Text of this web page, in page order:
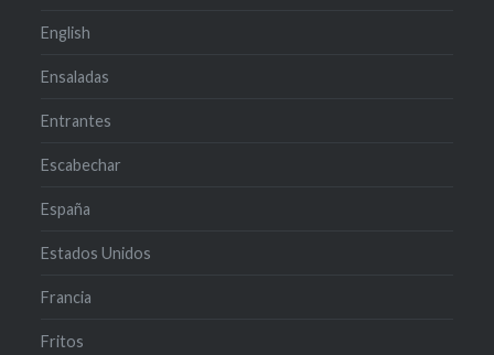
English
Ensaladas
Entrantes
Escabechar
España
Estados Unidos
Francia
Fritos